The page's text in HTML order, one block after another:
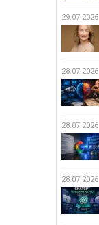
29.07.2026
28.07.2026
28.07.2026
28.07.2026